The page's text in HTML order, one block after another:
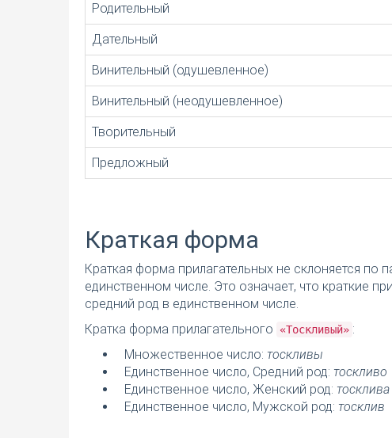
Родительный
Дательный
Винительный (одушевленное)
Винительный (неодушевленное)
Творительный
Предложный
Краткая форма
Краткая форма прилагательных не склоняется
единственном числе. Это означает, что краткие
средний род в единственном числе.
Кратка форма прилагательного
«Тоскливый» :
Множественное число: тоскливы
Единственное число, Средний род: тоскливо
Единственное число, Женский род: тосклива
Единственное число, Мужской род: тосклив